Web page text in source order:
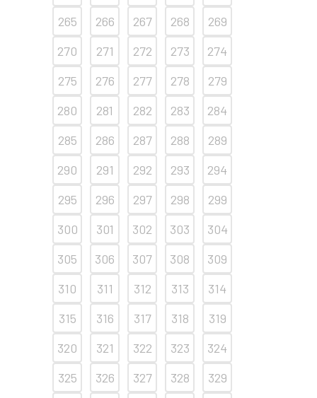
265
266 267 268
269
270
271 272 273
274
275
276 277 278
279
280
281 282 283
284
285
286 287 288
289
290
291 292 293
294
295
296 297 298
299
300
301 302 303
304
305
306 307 308
309
310
311 312 313
314
315
316 317 318
319
320
321 322 323
324
325
326 327 328
329